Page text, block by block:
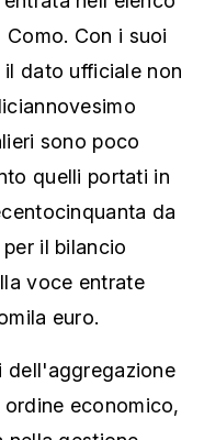
Con i suoi
dato ufficiale non
sono poco
quelli portati in
da
il bilancio
voce entrate
euro.
dell'aggregazione
ordine economico,